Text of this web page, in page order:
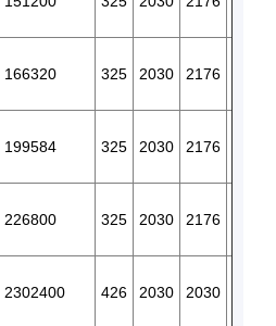
166320 325 2030 2176
199584 325 2030 2176
226800 325 2030 2176
2302400 426 2030 2030